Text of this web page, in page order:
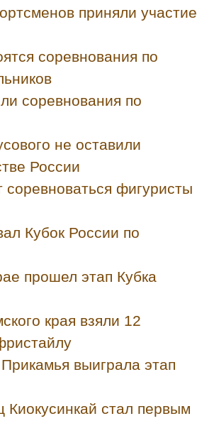
приняли участие
соревнования по
соревнования по
не оставили
России
фигуристы
Кубок России по
прошел этап Кубка
края взяли 12
выиграла этап
Киокусинкай стал первым